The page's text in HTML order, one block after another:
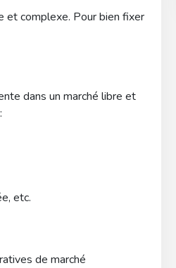
et complexe. Pour bien fixer
dans un marché libre et
etc.
de marché